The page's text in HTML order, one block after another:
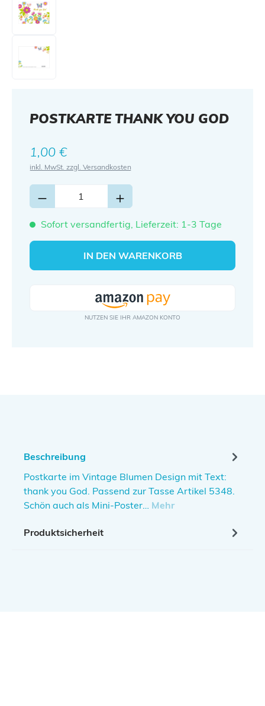
POSTKARTE THANK YOU GOD
Regulärer Preis:
1,00 €
inkl. MwSt. zzgl. Versandkosten
Sofort versandfertig, Lieferzeit: 1-3 Tage
IN DEN WARENKORB
Beschreibung
Postkarte im Vintage Blumen Design mit Text:
thank you God. Passend zur Tasse Artikel 5348.
Schön auch als Mini-Poster… Mehr
Produktsicherheit